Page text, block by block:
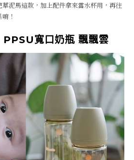
泥馬這款，加上配件拿來當水杯用，再往
！
寬口奶瓶 飄飄雲